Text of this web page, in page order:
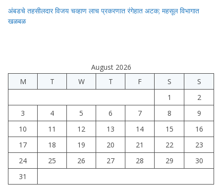
अंबडचे तहसीलदार विजय चव्हाण लाच प्रकरणात रंगेहात अटक; महसूल विभागात
खळबळ
August 2026
M
T W T F S
S
1
2
3
4 5 6 7 8
9
10
11 12 13 14 15
16
17
18 19 20 21 22
23
24
25 26 27 28 29
30
31